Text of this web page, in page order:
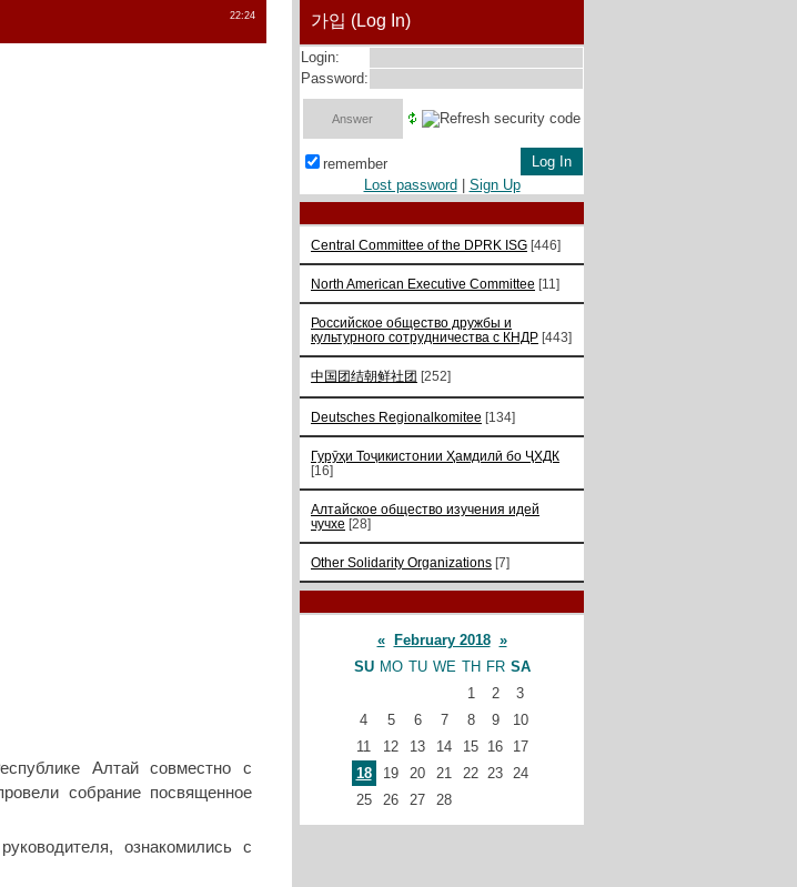
22:24
Алтай совместно с
собрание посвященное
ознакомились с
가입 (Log In)
Login:
Password:
remember
Lost password
Sign Up
Central Committee of the DPRK ISG [446]
North American Executive Committee [11]
Российское общество дружбы и
культурного сотрудничества с КНДР [443]
中国团结朝鲜社团 [252]
Deutsches Regionalkomitee [134]
Гурӯҳи Тоҷикистонии Ҳамдилӣ бо ҶХДК
[16]
Алтайское общество изучения идей
чучхе [28]
Other Solidarity Organizations [7]
« February 2018 »
SU MO TU WE TH FR SA
1
2
3
4
5 6 7 8 9
10
11
12 13 14 15 16
17
18
19 20 21 22 23 24
25
26 27 28